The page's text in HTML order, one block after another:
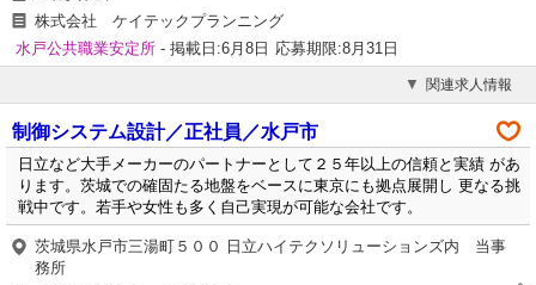
株式会社 ケイテックプランニング
水戸公共職業安定所 - 掲載日:6月8日 応募期限:8月31日
関連求人情報
制御システム設計／正社員／水戸市
日立など大手メーカーのパートナーとして２５年以上の信頼と実績 があ
ります。茨城での確固たる地盤をベースに東京にも拠点展開し 更なる挑
戦中です。若手や女性も多く自己実現が可能な会社です。
茨城県水戸市三湯町５００ 日立ハイテクソリューションズ内 当事
務所